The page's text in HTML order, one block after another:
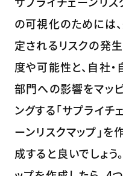
の可視化のためには
定されるリスクの発
度や可能性と、自社・
部門への影響をマッ
ングする「サプライチェ
ーンリスクマップ」を
成すると良いでしょう